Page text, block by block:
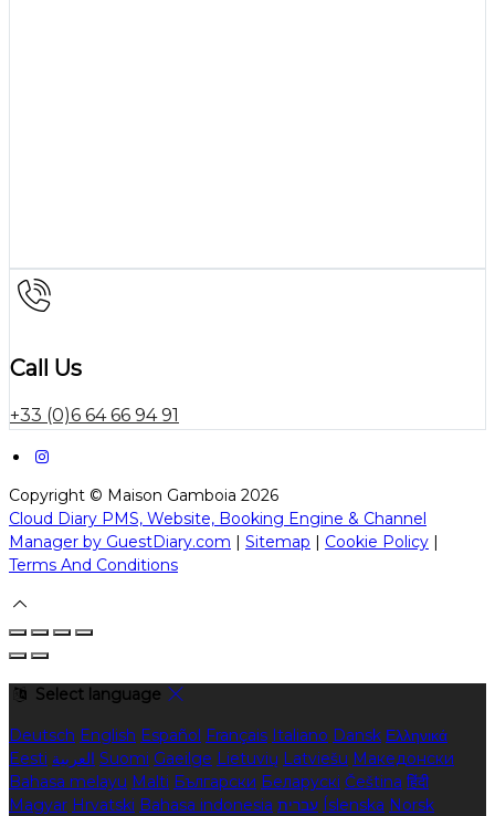
Call Us
+33 (0)6 64 66 94 91
Copyright © Maison Gamboia 2026
Cloud Diary PMS, Website, Booking Engine & Channel
Manager by GuestDiary.com | Sitemap | Cookie Policy |
Terms And Conditions
Select language
Deutsch English Español Français Italiano Dansk Ελληνικά
Eesti العربية Suomi Gaeilge Lietuvių Latviešu Македонски
Bahasa melayu Malti Български Беларускі Čeština हिंदी
Magyar Hrvatski Bahasa indonesia עברית Íslenska Norsk